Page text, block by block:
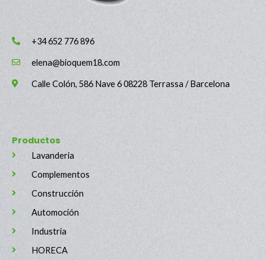
+34 652 776 896
elena@bioquem18.com
Calle Colón, 586 Nave 6 08228 Terrassa / Barcelona
Productos
Lavanderia
Complementos
Construcción
Automoción
Industria
HORECA